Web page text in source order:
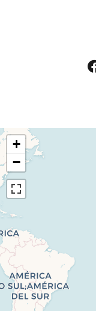
+
−